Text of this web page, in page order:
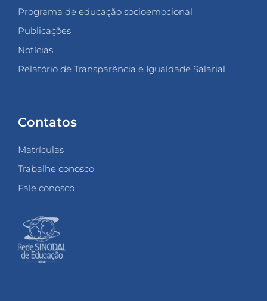
Programa de educação socioemocional
Publicações
Notícias
Relatório de Transparência e Igualdade Salarial
Contatos
Matrículas
Trabalhe conosco
Fale conosco